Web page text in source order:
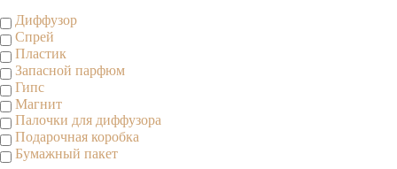
Диффузор
Спрей
Пластик
Запасной парфюм
Гипс
Магнит
Палочки для диффузора
Подарочная коробка
Бумажный пакет